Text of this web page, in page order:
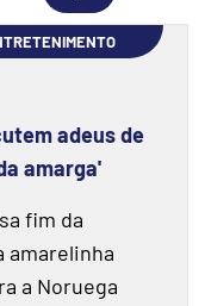
adeus de
amarga'
fim da
amarelinha
a Noruega